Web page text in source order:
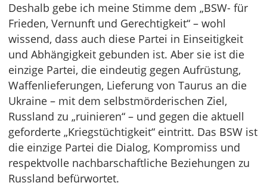
Deshalb gebe ich meine Stimme dem „BSW- für
Frieden, Vernunft und Gerechtigkeit“ – wohl
wissend, dass auch diese Partei in Einseitigkeit
und Abhängigkeit gebunden ist. Aber sie ist die
einzige Partei, die eindeutig gegen Aufrüstung,
Waffenlieferungen, Lieferung von Taurus an die
Ukraine – mit dem selbstmörderischen Ziel,
Russland zu „ruinieren“ – und gegen die aktuell
geforderte „Kriegstüchtigkeit“ eintritt. Das BSW ist
die einzige Partei die Dialog, Kompromiss und
respektvolle nachbarschaftliche Beziehungen zu
Russland befürwortet.